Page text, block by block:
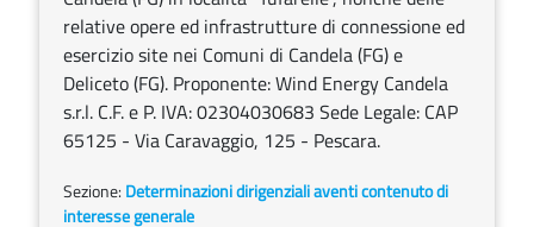
relative opere ed infrastrutture di connessione ed
esercizio site nei Comuni di Candela (FG) e
Deliceto (FG). Proponente: Wind Energy Candela
s.r.l. C.F. e P. IVA: 02304030683 Sede Legale: CAP
65125 - Via Caravaggio, 125 - Pescara.
Sezione: Determinazioni dirigenziali aventi contenuto di
interesse generale